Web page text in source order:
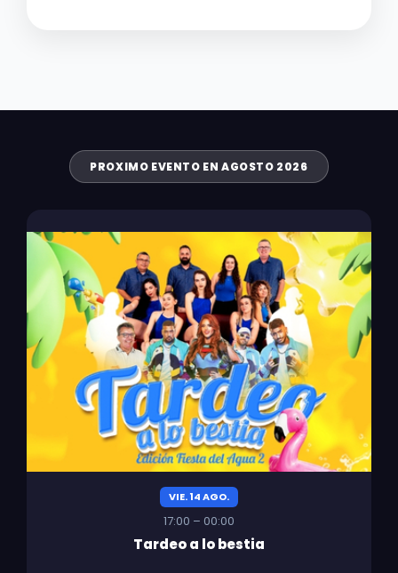
PROXIMO EVENTO EN AGOSTO 2026
VIE. 14 AGO.
17:00 – 00:00
Tardeo a lo bestia